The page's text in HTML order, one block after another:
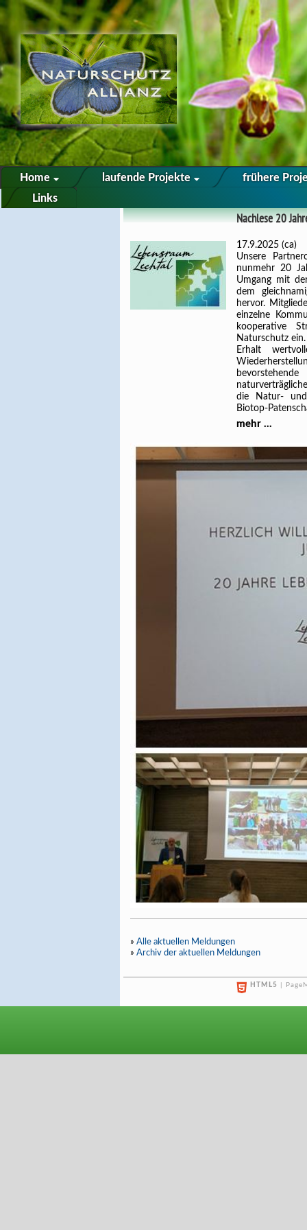
Home laufende Projekte
frühere
Links
Nachlese 20
17.9.2025 (ca)
Unsere
nunmehr 20
Umgang mit
dem
hervor.
einzelne
kooperative
Naturschutz
Erhalt
die Natur-
Biotop-
mehr ...
» Alle aktuellen Meldungen
» Archiv der aktuellen Meldungen
HTML5 |